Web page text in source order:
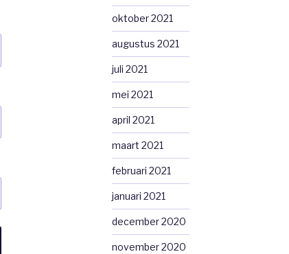
oktober 2021
augustus 2021
juli 2021
mei 2021
april 2021
maart 2021
februari 2021
januari 2021
december 2020
november 2020